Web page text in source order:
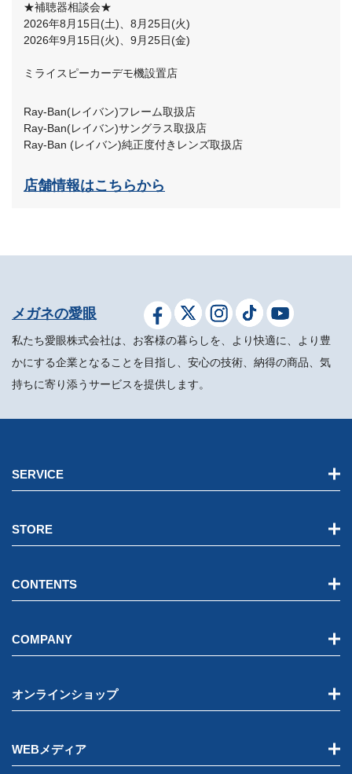
★補聴器相談会★
2026年8月15日(土)、8月25日(火)
2026年9月15日(火)、9月25日(金)
ミライスピーカーデモ機設置店
Ray-Ban(レイバン)フレーム取扱店
Ray-Ban(レイバン)サングラス取扱店
Ray-Ban (レイバン)純正度付きレンズ取扱店
店舗情報はこちらから
メガネの愛眼
私たち愛眼株式会社は、お客様の暮らしを、より快適に、より豊
かにする企業となることを目指し、安心の技術、納得の商品、気
持ちに寄り添うサービスを提供します。
SERVICE
STORE
CONTENTS
COMPANY
オンラインショップ
WEBメディア